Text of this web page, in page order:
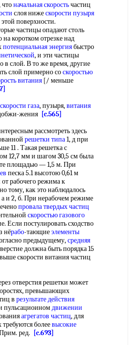
начальная скоростьчастиц
слоя нижескорости пузыря
поверхности.
частицы опадают столь
на коротком отрезке над
потенциальная энергиябыстро
, и эти частицы
в слой. В то же время, другие
слой примерно соскоростью
витания [/ меньше
скорости газа, пузыря,витания
жения [c.565]
рассмотреть здесь
решетки типа1, д при
11 . Такая решетка с
12,7 мм и шагом 30,5 см была
площадью — 1,5 м. При
песка 5.1 высотою 0,61 м
рабочего режима к
тому, как это наблюдалось
а и 2, б. При нерабочем режиме
провала твердых частиц
скоростью газового
Если постулировать сходство
нёрабо-тающиеэлементы
предыдущему,средняя
должна быть порядка 15
скорости витания частиц
отверстия решетки может
превышающих
в результате действия
пульсациоиномдвижении
агрегатов частиц, для
болеевысокие
ред.
[c.693]